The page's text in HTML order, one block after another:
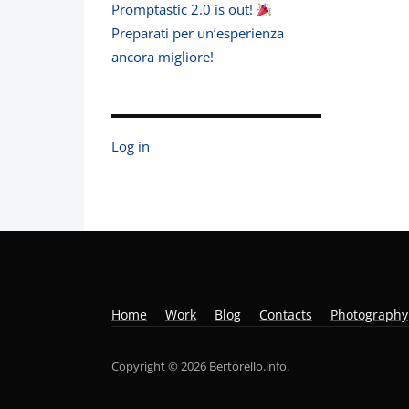
Promptastic 2.0 is out!
Preparati per un’esperienza
ancora migliore!
Log in
Home Work Blog Contacts Photography
Copyright © 2026 Bertorello.info.